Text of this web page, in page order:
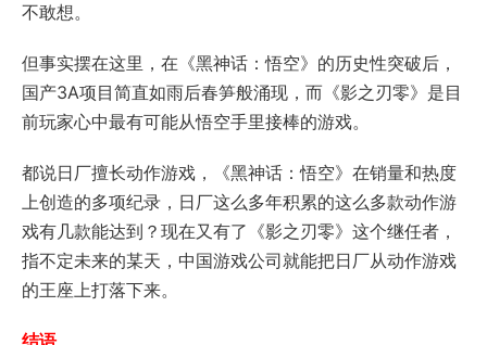
不敢想。
但事实摆在这里，在《黑神话：悟空》的历史性突破后，
国产3A项目简直如雨后春笋般涌现，而《影之刃零》是目
前玩家心中最有可能从悟空手里接棒的游戏。
都说日厂擅长动作游戏，《黑神话：悟空》在销量和热度
上创造的多项纪录，日厂这么多年积累的这么多款动作游
戏有几款能达到？现在又有了《影之刃零》这个继任者，
指不定未来的某天，中国游戏公司就能把日厂从动作游戏
的王座上打落下来。